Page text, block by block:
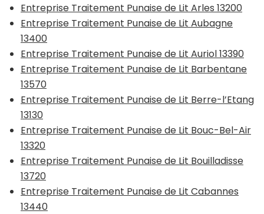
Entreprise Traitement Punaise de Lit Arles 13200
Entreprise Traitement Punaise de Lit Aubagne
13400
Entreprise Traitement Punaise de Lit Auriol 13390
Entreprise Traitement Punaise de Lit Barbentane
13570
Entreprise Traitement Punaise de Lit Berre-l’Etang
13130
Entreprise Traitement Punaise de Lit Bouc-Bel-Air
13320
Entreprise Traitement Punaise de Lit Bouilladisse
13720
Entreprise Traitement Punaise de Lit Cabannes
13440